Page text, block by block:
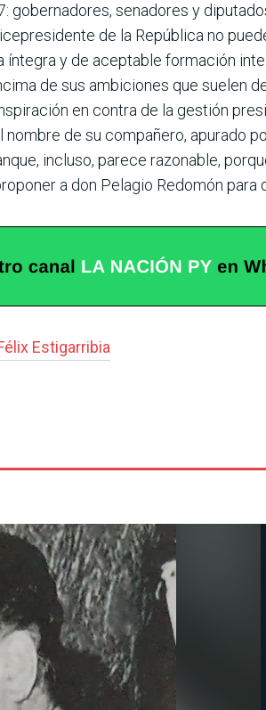
senadores y
de la República no
y de acep­table formación
de sus ambiciones que suelen
en contra de la gestión
de su compañero, apurado
incluso, parece razonable,
a don Pelagio Redomón
Estigarribia